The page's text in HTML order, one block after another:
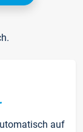
auf